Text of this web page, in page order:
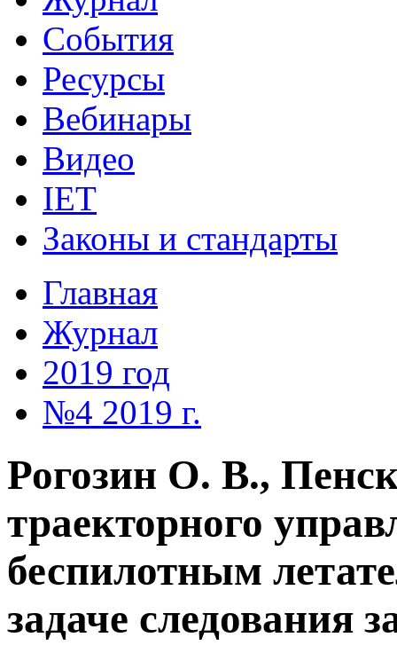
События
Ресурсы
Вебинары
Видео
IET
Законы и стандарты
Главная
Журнал
2019 год
№4 2019 г.
Рогозин О. В.,
траекторного
беспилотным
задаче следования